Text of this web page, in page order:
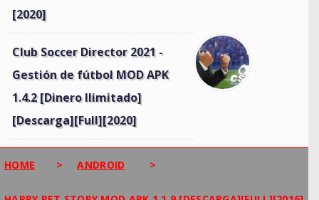
[2020]
Club Soccer Director 2021 -
Gestión de fútbol MOD APK
1.4.2 [Dinero Ilimitado]
[Descarga][Full][2020]
HOME > ANDROID >